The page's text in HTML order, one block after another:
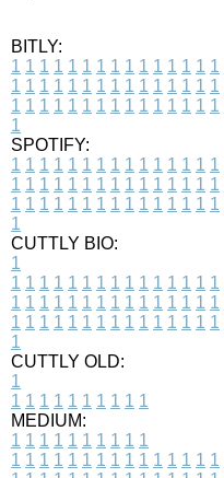
BITLY:
1 1 1 1 1 1 1 1 1 1 1 1 1 1 1
1 1 1 1 1 1 1 1 1 1 1 1 1 1 1
1 1 1 1 1 1 1 1 1 1 1 1 1 1 1
1
SPOTIFY:
1 1 1 1 1 1 1 1 1 1 1 1 1 1 1
1 1 1 1 1 1 1 1 1 1 1 1 1 1 1
1 1 1 1 1 1 1 1 1 1 1 1 1 1 1
1
CUTTLY BIO:
1
1 1 1 1 1 1 1 1 1 1 1 1 1 1 1
1 1 1 1 1 1 1 1 1 1 1 1 1 1 1
1 1 1 1 1 1 1 1 1 1 1 1 1 1 1
1
CUTTLY OLD:
1
1 1 1 1 1 1 1 1 1 1
MEDIUM:
1 1 1 1 1 1 1 1 1 1
1 1 1 1 1 1 1 1 1 1 1 1 1 1 1